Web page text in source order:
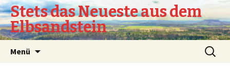
Stets das Neueste aus dem
Elbsandstein
Menü
Suchen
nach: